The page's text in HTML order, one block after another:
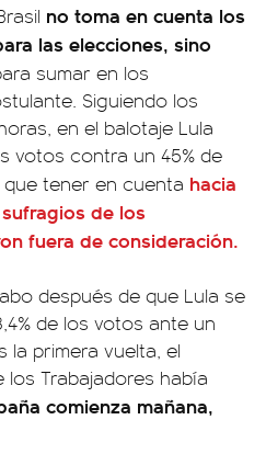
no toma en cuenta los
las elecciones, sino
sumar en los
Siguiendo los
en el balotaje Lula
votos contra un 45% de
tener en cuenta hacia
de los
fuera de consideración.
después de que Lula se
de los votos ante un
la primera vuelta, el
Trabajadores había
comienza mañana,